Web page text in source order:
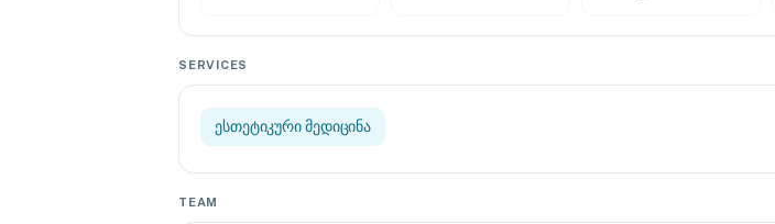
SERVICES
ესთეტიკური მედიცინა
TEAM